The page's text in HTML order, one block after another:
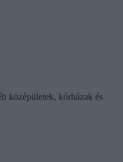
középületek, kórházak és